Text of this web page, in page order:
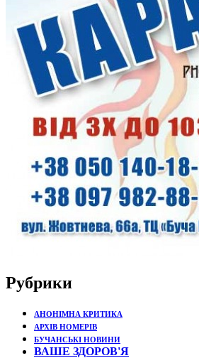
Рубрики
АНОНІМНА КРИТИКА
АРХІВ НОМЕРІВ
БУЧАНСЬКІ НОВИНИ
ВАШЕ ЗДОРОВ'Я